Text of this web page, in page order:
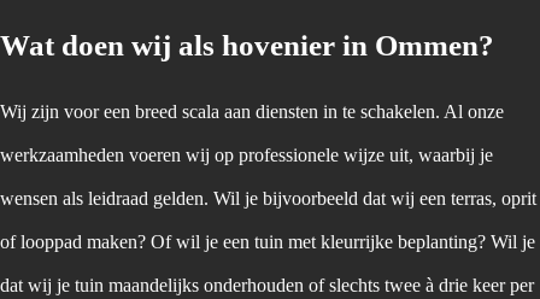
Wat doen wij als hovenier in Ommen?
Wij zijn voor een breed scala aan diensten in te schakelen. Al onze
werkzaamheden voeren wij op professionele wijze uit, waarbij je
wensen als leidraad gelden. Wil je bijvoorbeeld dat wij een terras, oprit
of looppad maken? Of wil je een tuin met kleurrijke beplanting? Wil je
dat wij je tuin maandelijks onderhouden of slechts twee à drie keer per